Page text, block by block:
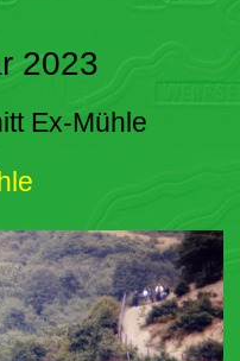
2023
Ex-Mühle